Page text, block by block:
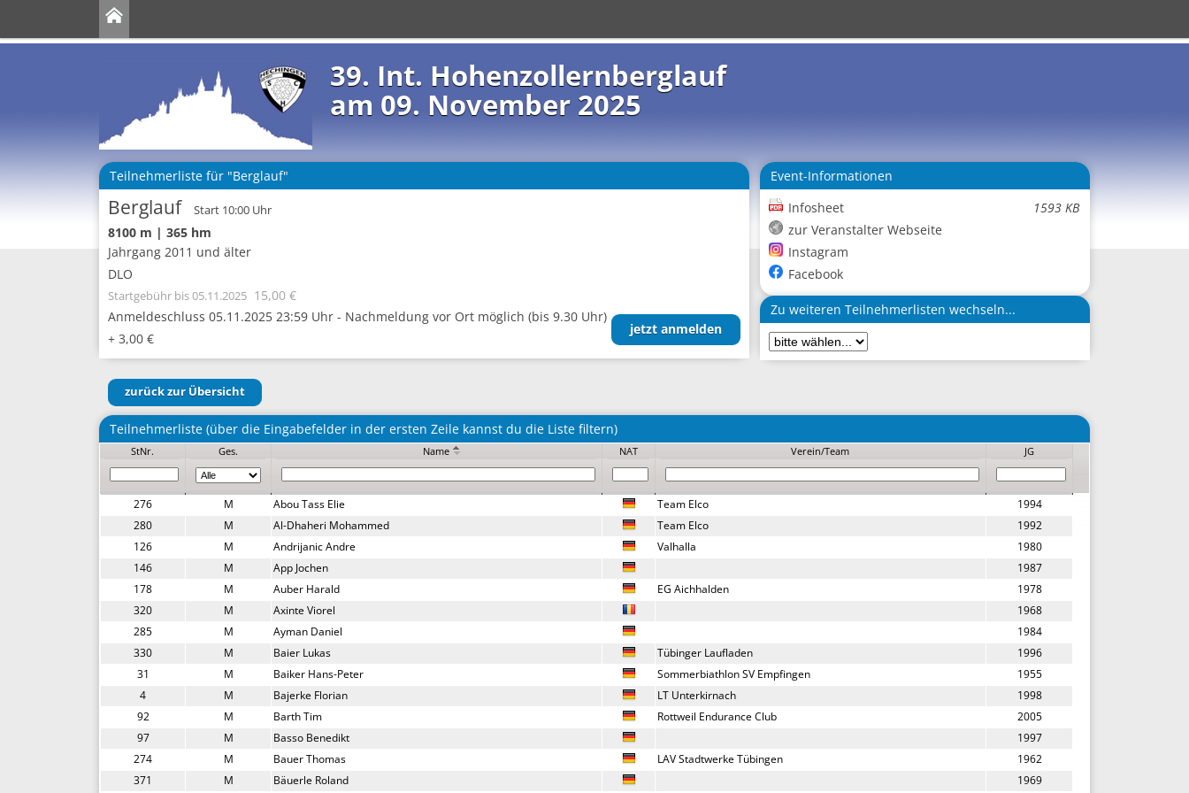
39. Int. Hohenzollernberglauf
am 09. November 2025
Teilnehmerliste für "Berglauf"
Berglauf Start 10:00 Uhr
8100 m | 365 hm
Jahrgang 2011 und älter
DLO
Startgebühr bis 05.11.2025 15,00 €
Anmeldeschluss 05.11.2025 23:59 Uhr - Nachmeldung vor Ort möglich (bis 9.30 Uhr)
+ 3,00 €
jetzt anmelden
zurück zur Übersicht
Event-Informationen
Infosheet
1593 KB
zur Veranstalter Webseite
Instagram
Facebook
Zu weiteren Teilnehmerlisten wechseln...
Teilnehmerliste (über die Eingabefelder in der ersten Zeile kannst du die Liste filtern)
StNr. Ges. Name NAT Verein/Team JG
276 M Abou Tass Elie Team Elco
1994
280
M Al-Dhaheri Mohammed Team Elco
1992
126
M Andrijanic Andre Valhalla
1980
146
M App Jochen
1987
178
M Auber Harald EG Aichhalden
1978
320
M Axinte Viorel
1968
285
M Ayman Daniel
1984
330
M Baier Lukas Tübinger Laufladen
1996
31
M Baiker Hans-Peter Sommerbiathlon SV Empfingen
1955
4
M Bajerke Florian LT Unterkirnach
1998
92
M Barth Tim Rottweil Endurance Club
2005
97
M Basso Benedikt
1997
274
M Bauer Thomas LAV Stadtwerke Tübingen
1962
371
M Bäuerle Roland 1969